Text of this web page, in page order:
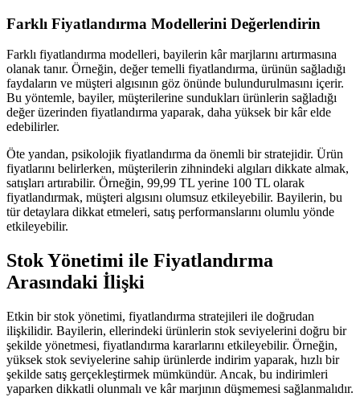
Farklı Fiyatlandırma Modellerini Değerlendirin
Farklı fiyatlandırma modelleri, bayilerin kâr marjlarını artırmasına
olanak tanır. Örneğin, değer temelli fiyatlandırma, ürünün sağladığı
faydaların ve müşteri algısının göz önünde bulundurulmasını içerir.
Bu yöntemle, bayiler, müşterilerine sundukları ürünlerin sağladığı
değer üzerinden fiyatlandırma yaparak, daha yüksek bir kâr elde
edebilirler.
Öte yandan, psikolojik fiyatlandırma da önemli bir stratejidir. Ürün
fiyatlarını belirlerken, müşterilerin zihnindeki algıları dikkate almak,
satışları artırabilir. Örneğin, 99,99 TL yerine 100 TL olarak
fiyatlandırmak, müşteri algısını olumsuz etkileyebilir. Bayilerin, bu
tür detaylara dikkat etmeleri, satış performanslarını olumlu yönde
etkileyebilir.
Stok Yönetimi ile Fiyatlandırma
Arasındaki İlişki
Etkin bir stok yönetimi, fiyatlandırma stratejileri ile doğrudan
ilişkilidir. Bayilerin, ellerindeki ürünlerin stok seviyelerini doğru bir
şekilde yönetmesi, fiyatlandırma kararlarını etkileyebilir. Örneğin,
yüksek stok seviyelerine sahip ürünlerde indirim yaparak, hızlı bir
şekilde satış gerçekleştirmek mümkündür. Ancak, bu indirimleri
yaparken dikkatli olunmalı ve kâr marjının düşmemesi sağlanmalıdır.